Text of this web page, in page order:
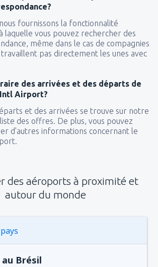
fournissons la fonctionnalité
laquelle vous pouvez rechercher des
même dans le cas de compagnies
pas directement les unes avec
des arrivées et des départs de
Intl Airport?
et des arrivées se trouve sur notre
des offres. De plus, vous pouvez
d'autres informations concernant le
des aéroports à proximité et
autour du monde
Brésil